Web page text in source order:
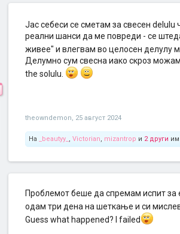
Јас себеси се сметам за свесен delulu
реални шанси да ме повреди - се
живее" и влегвам во целосен делулу
Делумно сум свесна иако скроз
the solulu.
theowndemon, 25 август 2024
На _beautyy_ , Victorian, mizantrop и 2 други им
Проблемот беше да спремам испит
одам три дена на шеткање и си
Guess what happened? I failed